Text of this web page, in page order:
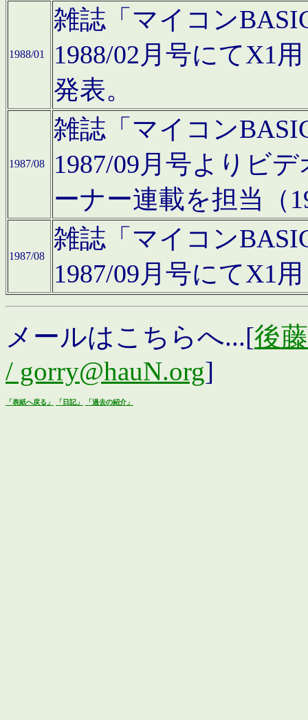
1988/01
雑誌「マイコン
1988/02月号にてX1
発表。
1987/08
雑誌「マイコン
1987/09月号よりビ
ーナー連載を担当（
1987/08
雑誌「マイコン
1987/09月号にてX1
メールはこちらへ...[後
/ gorry@hauN.org]
「表紙へ戻る」 「日記」 「過去の紹介」